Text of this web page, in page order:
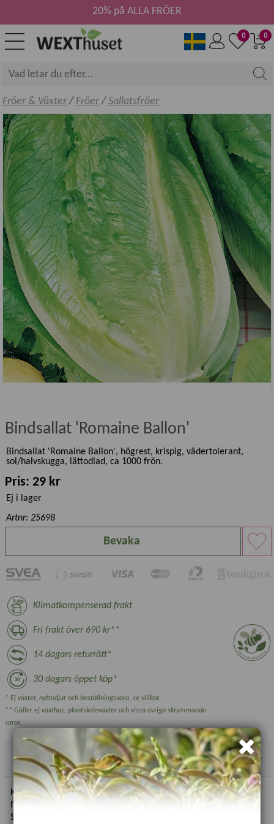
0
0
20% på ALLA FRÖER
Fröer & Växter/ Fröer/ Sallatsfröer
Bindsallat 'Romaine Ballon'
Bindsallat 'Romaine Ballon', högrest, krispig, vädertolerant,
sol/halvskugga, lättodlad, ca 1000 frön.
Pris: 29 kr
Ej i lager
Artnr: 25698
Bevaka
Klimatkompenserad frakt
Fri frakt över 690 kr**
14 dagars returrätt*
30 dagars öppet köp*
* Ej växter, nyttodjur och beställningsvara, se villkor.
** Gäller ej växthus, plantskoleväxter och vissa övriga skrymmande
varor.
Produktbeskrivning
Kallas också romansallat. Högresta, krispiga huvuden med
fantastisk smak. Vädertolerant och växer bra också i ruskväder.
Sallat blir bäst när den växer snabbt med gott om vatten.